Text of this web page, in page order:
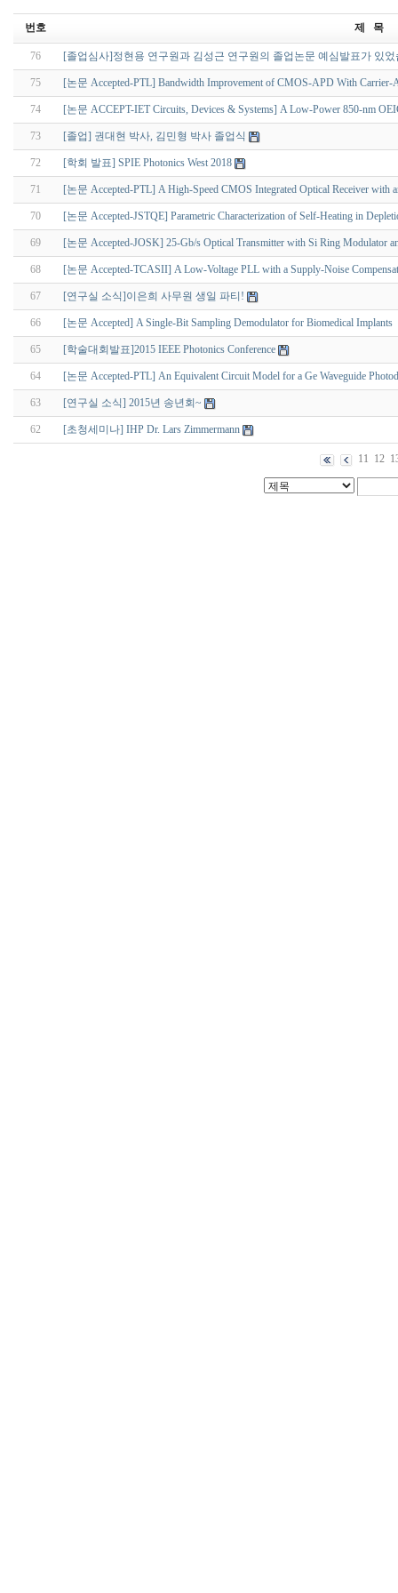
번호 제 목
76 [졸업심사]정현용 연구원과 김성근 연구원의 졸업논문 예심발표가 있었
75 [논문 Accepted-PTL] Bandwidth Improvement of CMOS-APD With Carrier-
74 [논문 ACCEPT-IET Circuits, Devices & Systems] A Low-Power 850-nm
73 [졸업] 권대현 박사, 김민형 박사 졸업식
72 [학회 발표] SPIE Photonics West 2018
71 [논문 Accepted-PTL] A High-Speed CMOS Integrated Optical Receiver with
70 [논문 Accepted-JSTQE] Parametric Characterization of Self-Heating in
69 [논문 Accepted-JOSK] 25-Gb/s Optical Transmitter with Si Ring Modulator
68 [논문 Accepted-TCASII] A Low-Voltage PLL with a Supply-Noise
67 [연구실 소식]이은희 사무원 생일 파티!
66 [논문 Accepted] A Single-Bit Sampling Demodulator for Biomedical Implants
65 [학술대회발표]2015 IEEE Photonics Conference
64 [논문 Accepted-PTL] An Equivalent Circuit Model for a Ge Waveguide
63 [연구실 소식] 2015년 송년회~
62 [초청세미나] IHP Dr. Lars Zimmermann
11 12